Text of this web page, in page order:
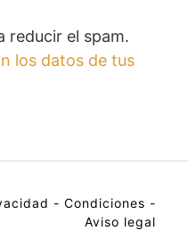
reducir el spam.
los datos de tus
- Condiciones -
Aviso legal